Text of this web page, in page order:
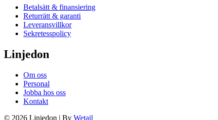
Betalsätt & finansiering
Returrätt & garanti
Leveransvillkor
Sekretesspolicy
Linjedon
Om oss
Personal
Jobba hos oss
Kontakt
© 2026 Linjedon | By Wetail